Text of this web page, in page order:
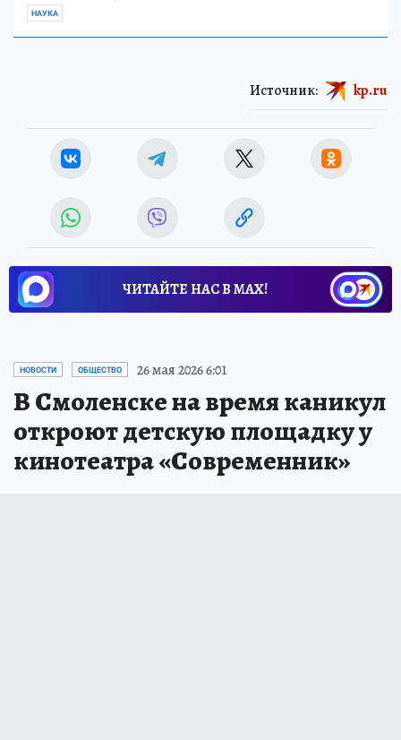
НАУКА
Источник: kp.ru
ЧИТАЙТЕ НАС В МАХ!
НОВОСТИ ОБЩЕСТВО 26 мая 2026 6:01
В Смоленске на время каникул
откроют детскую площадку у
кинотеатра «Современник»